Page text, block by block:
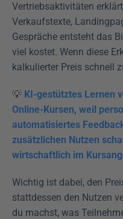
Vertriebsaktivitäten
Verkaufstexte,
Gespräche entsteht das
viel kostet. Wenn diese
kalkulierter Preis schnell
💡 KI-gestütztes Lernen
Online-Kursen, weil
automatisiertes
zusätzlichen Nutzen
wirtschaftlich im
Wichtig ist dabei, den
stattdessen den Nutzen
du machst, was